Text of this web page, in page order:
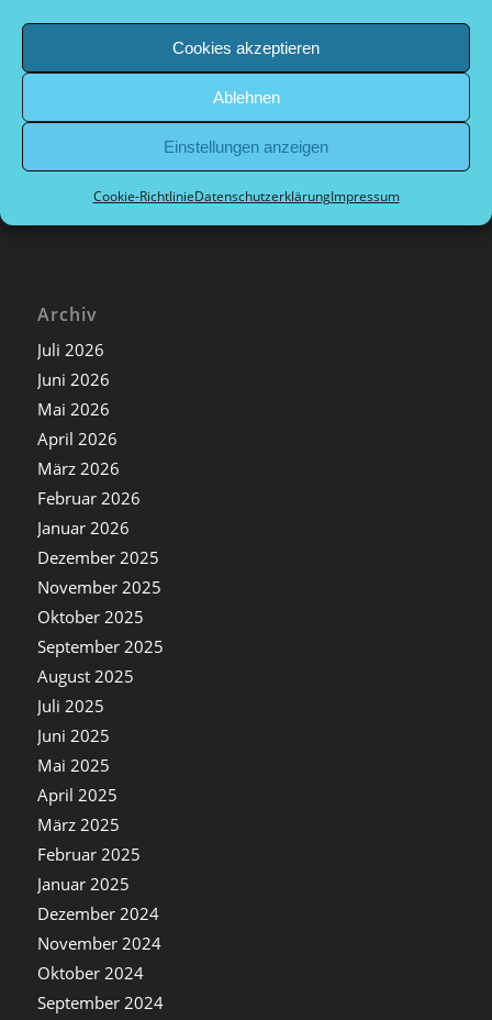
Cookies akzeptieren
Ablehnen
Einstellungen anzeigen
Cookie-RichtlinieDatenschutzerklärungImpressum
Kategorien
Nachrichten extern
Nachrichten Sport
Archiv
Juli 2026
Juni 2026
Mai 2026
April 2026
März 2026
Februar 2026
Januar 2026
Dezember 2025
November 2025
Oktober 2025
September 2025
August 2025
Juli 2025
Juni 2025
Mai 2025
April 2025
März 2025
Februar 2025
Januar 2025
Dezember 2024
November 2024
Oktober 2024
September 2024